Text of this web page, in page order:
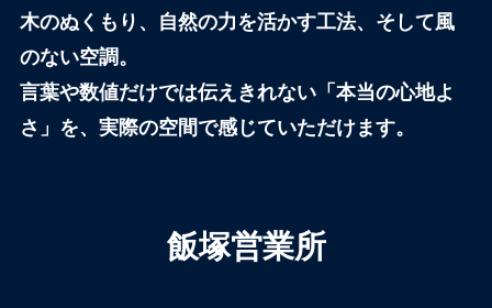
木のぬくもり、自然の力を活かす工法、そして風
のない空調。
言葉や数値だけでは伝えきれない「本当の心地よ
さ」を、実際の空間で感じていただけます。
飯塚営業所